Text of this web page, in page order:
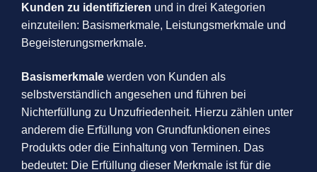
Kunden zu identifizieren und in drei Kategorien
einzuteilen: Basismerkmale, Leistungsmerkmale und
Begeisterungsmerkmale.
Basismerkmale werden von Kunden als
selbstverständlich angesehen und führen bei
Nichterfüllung zu Unzufriedenheit. Hierzu zählen unter
anderem die Erfüllung von Grundfunktionen eines
Produkts oder die Einhaltung von Terminen. Das
bedeutet: Die Erfüllung dieser Merkmale ist für die